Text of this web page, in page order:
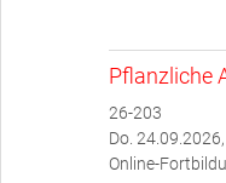
Pflanzliche
26-203
Do.
Online-